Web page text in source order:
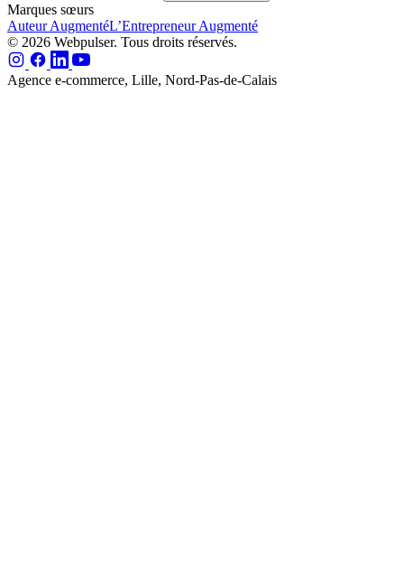
Marques sœurs
Auteur AugmentéL’Entrepreneur Augmenté
© 2026 Webpulser. Tous droits réservés.
Agence e-commerce, Lille, Nord-Pas-de-Calais